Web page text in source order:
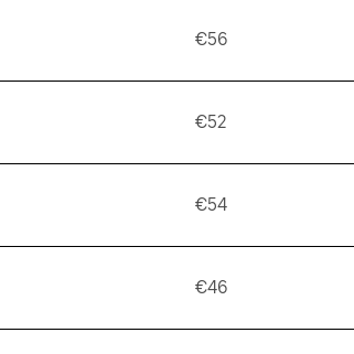
€56
€52
€54
€46